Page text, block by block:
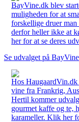
BayVine.dk blev
muligheden for at
forskellige druer
derfor heller ikke at
her for at se deres
Se udvalget på
Hos HaugaardVin.dk
vine fra Frankrig,
Hertil kommer
gourmet kaffe og te,
karameller. Klik her